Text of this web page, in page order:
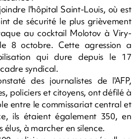
l'hôpital Saint-Louis, où est
de sécurité le plus grièvement
au cocktail Molotov à Viry-
8 octobre. Cette agression a
qui dure depuis le 17
syndical.
des journalistes de l'AFP,
policiers et citoyens, ont défilé à
entre le commissariat central et
ils étaient également 350, en
élus, à marcher en silence.